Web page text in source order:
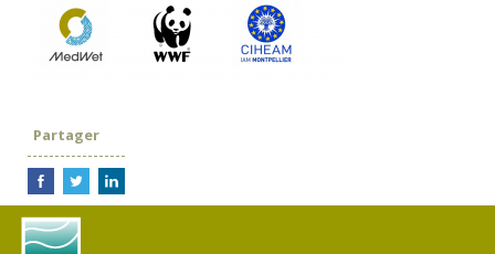
Partager